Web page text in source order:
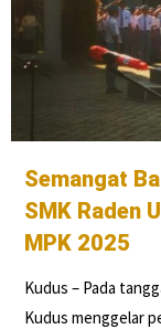
Semangat
SMK Raden
MPK 2025
Kudus – Pada
Kudus menggelar